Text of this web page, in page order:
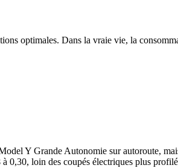
optimales. Dans la vraie vie, la
Y Grande Autonomie sur autoroute,
0,30, loin des coupés électriques plus